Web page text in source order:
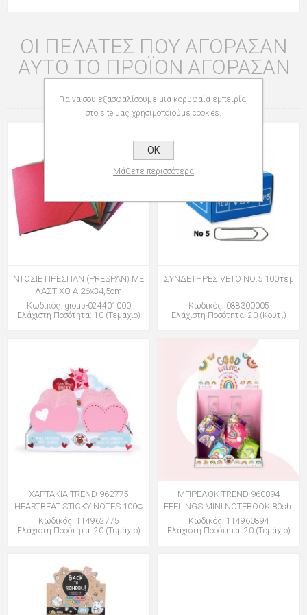
ΟΙ ΠΕΛΆΤΕΣ ΠΟΥ ΑΓΌΡΑΣΑΝ
ΑΥΤΌ ΤΟ ΠΡΟΪΌΝ ΑΓΌΡΑΣΑΝ
ΝΤΟΣΙΕ ΠΡΕΣΠΑΝ (PRESPAN) ΜΕ
ΛΑΣΤΙΧΟ Α 26x34,5cm
Κωδικός: group-024401000
Ελάχιστη Ποσότητα: 10 (Τεμάχιο)
ΣΥΝΔΕΤΗΡΕΣ VETO ΝΟ.5 100τεμ
Κωδικός: 088300005
Ελάχιστη Ποσότητα: 20 (Κουτί)
ΧΑΡΤΑΚΙΑ TREND 962775
HEARTBEAT STICKY NOTES 100Φ
Κωδικός: 114962775
Ελάχιστη Ποσότητα: 20 (Τεμάχιο)
ΜΠΡΕΛΟΚ TREND 960894
FEELINGS MINI NOTEBOOK 80sh.
Κωδικός: 114960894
Ελάχιστη Ποσότητα: 20 (Τεμάχιο)
Για να σου εξασφαλίσουμε μια κορυφαία εμπειρία,
στο site μας χρησιμοποιούμε cookies.
OK
Μάθετε περισσότερα